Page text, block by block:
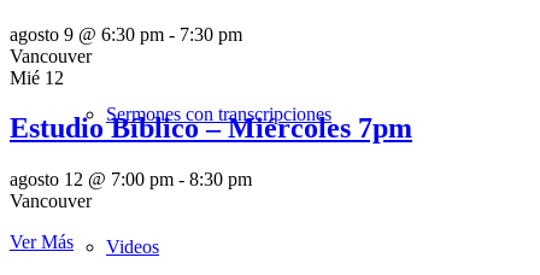
Sermones con transcripciones
Videos
agosto 9 @ 6:30 pm - 7:30 pm
Vancouver
Mié 12
Estudio Bíblico – Miércoles 7pm
agosto 12 @ 7:00 pm - 8:30 pm
Vancouver
Ver Más